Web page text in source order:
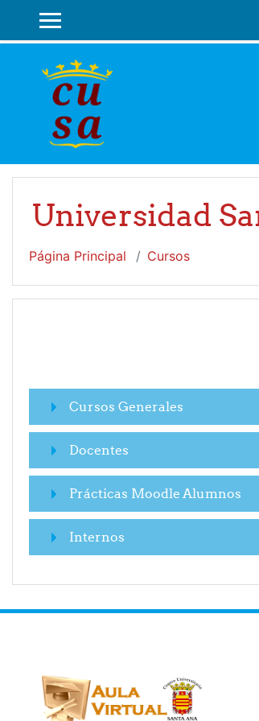
PANEL LATERAL
Universidad
Página Principal Cursos
Cursos Generales
Docentes
Prácticas Moodle Alumnos
Internos